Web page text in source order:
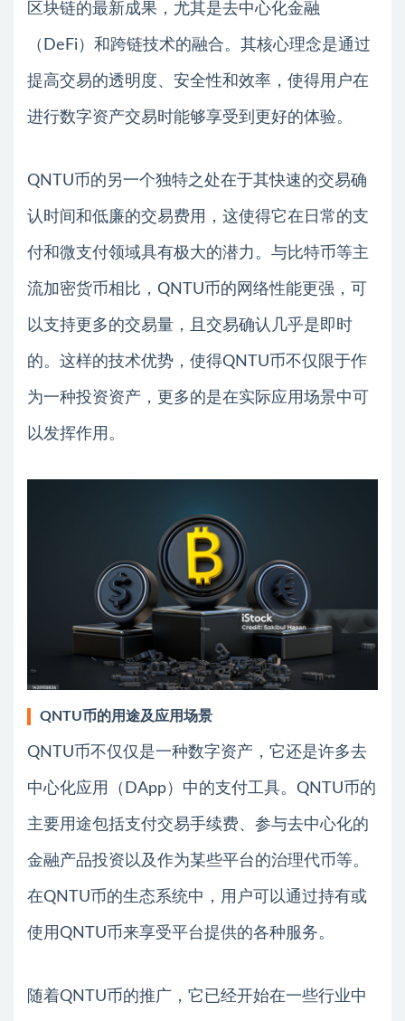
区块链的最新成果，尤其是去中心化金融
（DeFi）和跨链技术的融合。其核心理念是通过
提高交易的透明度、安全性和效率，使得用户在
进行数字资产交易时能够享受到更好的体验。
QNTU币的另一个独特之处在于其快速的交易确
认时间和低廉的交易费用，这使得它在日常的支
付和微支付领域具有极大的潜力。与比特币等主
流加密货币相比，QNTU币的网络性能更强，可
以支持更多的交易量，且交易确认几乎是即时
的。这样的技术优势，使得QNTU币不仅限于作
为一种投资资产，更多的是在实际应用场景中可
以发挥作用。
QNTU币的用途及应用场景
QNTU币不仅仅是一种数字资产，它还是许多去
中心化应用（DApp）中的支付工具。QNTU币的
主要用途包括支付交易手续费、参与去中心化的
金融产品投资以及作为某些平台的治理代币等。
在QNTU币的生态系统中，用户可以通过持有或
使用QNTU币来享受平台提供的各种服务。
随着QNTU币的推广，它已经开始在一些行业中